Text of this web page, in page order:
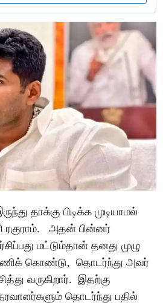
தாக்கு பிடிக்க முடியாமல்
ரகுராம். அதன் பின்னர்
மட்டும்தான் தனது முழு
கொண்டு, தொடர்ந்து அவர்
வருகிறார். இதற்கு
தொடர்ந்து பதில்